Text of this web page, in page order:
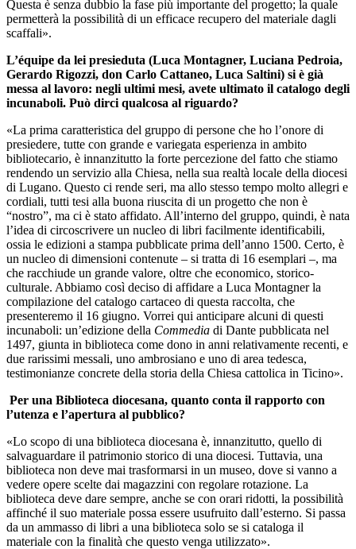
Questa è senza dubbio la fase più importante del progetto; la quale
permetterà la possibilità di un efficace recupero del materiale dagli
scaffali».
L’équipe da lei presieduta (Luca Montagner, Luciana Pedroia,
Gerardo Rigozzi, don Carlo Cattaneo, Luca Saltini) si è già
messa al lavoro: negli ultimi mesi, avete ultimato il catalogo degli
incunaboli. Può dirci qualcosa al riguardo?
«La prima caratteristica del gruppo di persone che ho l’onore di
presiedere, tutte con grande e variegata esperienza in ambito
bibliotecario, è innanzitutto la forte percezione del fatto che stiamo
rendendo un servizio alla Chiesa, nella sua realtà locale della diocesi
di Lugano. Questo ci rende seri, ma allo stesso tempo molto allegri e
cordiali, tutti tesi alla buona riuscita di un progetto che non è
“nostro”, ma ci è stato affidato. All’interno del gruppo, quindi, è nata
l’idea di circoscrivere un nucleo di libri facilmente identificabili,
ossia le edizioni a stampa pubblicate prima dell’anno 1500. Certo, è
un nucleo di dimensioni contenute – si tratta di 16 esemplari –, ma
che racchiude un grande valore, oltre che economico, storico-
culturale. Abbiamo così deciso di affidare a Luca Montagner la
compilazione del catalogo cartaceo di questa raccolta, che
presenteremo il 16 giugno. Vorrei qui anticipare alcuni di questi
incunaboli: un’edizione della Commedia di Dante pubblicata nel
1497, giunta in biblioteca come dono in anni relativamente recenti, e
due rarissimi messali, uno ambrosiano e uno di area tedesca,
testimonianze concrete della storia della Chiesa cattolica in Ticino».
Per una Biblioteca diocesana, quanto conta il rapporto con
l’utenza e l’apertura al pubblico?
«Lo scopo di una biblioteca diocesana è, innanzitutto, quello di
salvaguardare il patrimonio storico di una diocesi. Tuttavia, una
biblioteca non deve mai trasformarsi in un museo, dove si vanno a
vedere opere scelte dai magazzini con regolare rotazione. La
biblioteca deve dare sempre, anche se con orari ridotti, la possibilità
affinché il suo materiale possa essere usufruito dall’esterno. Si passa
da un ammasso di libri a una biblioteca solo se si cataloga il
materiale con la finalità che questo venga utilizzato».